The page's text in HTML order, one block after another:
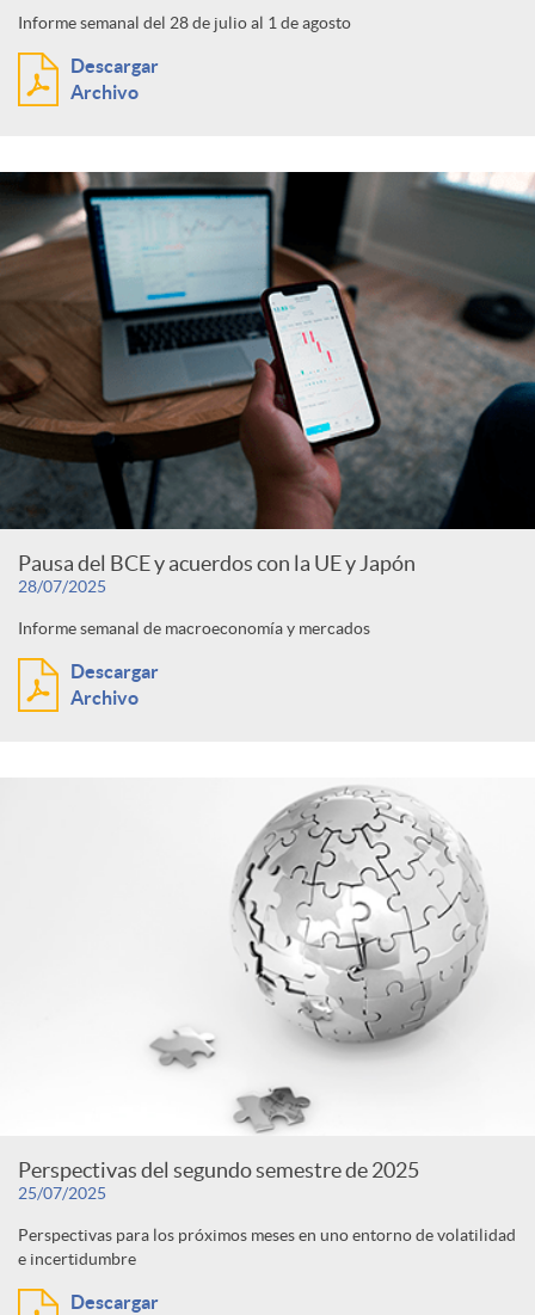
Informe semanal del 28 de julio al 1 de agosto
Descargar
Archivo
Pausa del BCE y acuerdos con la UE y Japón
28/07/2025
Informe semanal de macroeconomía y mercados
Descargar
Archivo
Perspectivas del segundo semestre de 2025
25/07/2025
Perspectivas para los próximos meses en uno entorno de volatilidad
e incertidumbre
Descargar